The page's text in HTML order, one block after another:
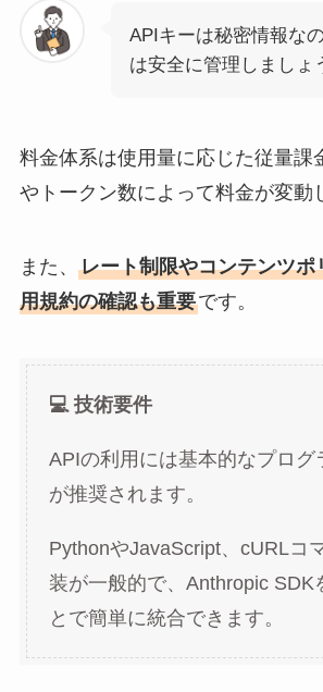
APIキーは秘密情報な
は安全に管理しましょ
料金体系は使用量に応じた従量課
やトークン数によって料金が変動
また、 レート制限やコンテンツポ
用規約の確認も重要です。
💻 技術要件
APIの利用には基本的なプログ
が推奨されます。
PythonやJavaScript、cURLコ
装が一般的で、Anthropic SDK
とで簡単に統合できます。